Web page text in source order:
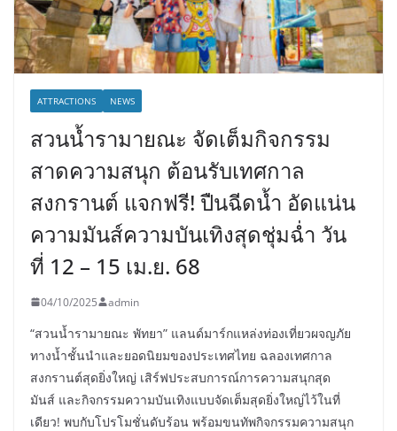
ATTRACTIONS NEWS
สวนน้ำรามายณะ จัดเต็มกิจกรรม
สาดความสนุก ต้อนรับเทศกาล
สงกรานต์ แจกฟรี! ปืนฉีดน้ำ อัดแน่น
ความมันส์ความบันเทิงสุดชุ่มฉ่ำ วัน
ที่ 12 – 15 เม.ย. 68
04/10/2025 admin
“สวนน้ำรามายณะ พัทยา” แลนด์มาร์กแหล่งท่องเที่ยวผจญภัย
ทางน้ำชั้นนำและยอดนิยมของประเทศไทย ฉลองเทศกาล
สงกรานต์สุดยิ่งใหญ่ เสิร์ฟประสบการณ์การความสนุกสุด
มันส์ และกิจกรรมความบันเทิงแบบจัดเต็มสุดยิ่งใหญ่ไว้ในที่
เดียว! พบกับโปรโมชั่นดับร้อน พร้อมขนทัพกิจกรรมความสนุก